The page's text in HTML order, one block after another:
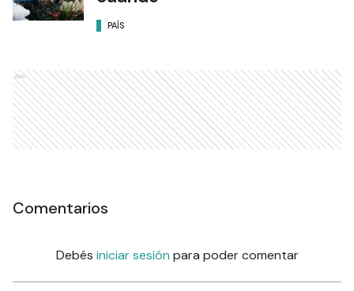
PAÍS
Ads
Comentarios
Debés iniciar sesión para poder comentar